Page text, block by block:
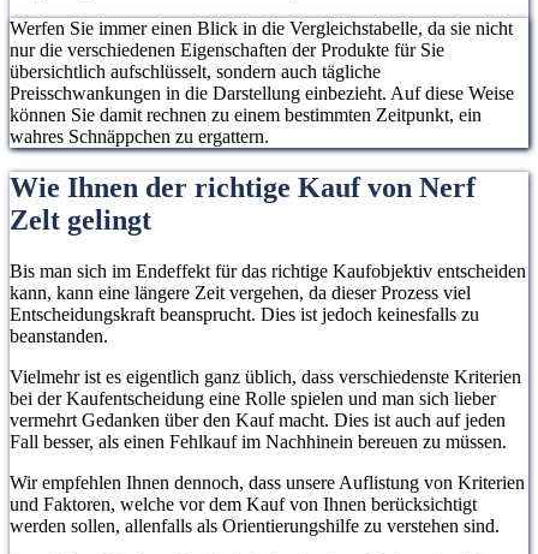
Werfen Sie immer einen Blick in die Vergleichstabelle, da sie nicht
nur die verschiedenen Eigenschaften der Produkte für Sie
übersichtlich aufschlüsselt, sondern auch tägliche
Preisschwankungen in die Darstellung einbezieht. Auf diese Weise
können Sie damit rechnen zu einem bestimmten Zeitpunkt, ein
wahres Schnäppchen zu ergattern.
Wie Ihnen der richtige Kauf von Nerf
Zelt gelingt
Bis man sich im Endeffekt für das richtige Kaufobjektiv entscheiden
kann, kann eine längere Zeit vergehen, da dieser Prozess viel
Entscheidungskraft beansprucht. Dies ist jedoch keinesfalls zu
beanstanden.
Vielmehr ist es eigentlich ganz üblich, dass verschiedenste Kriterien
bei der Kaufentscheidung eine Rolle spielen und man sich lieber
vermehrt Gedanken über den Kauf macht. Dies ist auch auf jeden
Fall besser, als einen Fehlkauf im Nachhinein bereuen zu müssen.
Wir empfehlen Ihnen dennoch, dass unsere Auflistung von Kriterien
und Faktoren, welche vor dem Kauf von Ihnen berücksichtigt
werden sollen, allenfalls als Orientierungshilfe zu verstehen sind.